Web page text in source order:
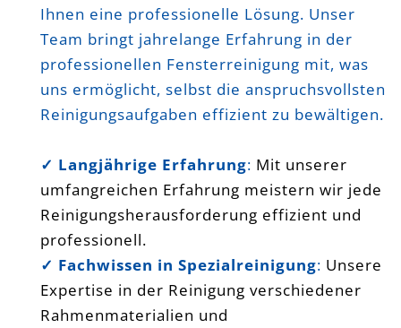
Ihnen eine professionelle Lösung. Unser
Team bringt jahrelange Erfahrung in der
professionellen Fensterreinigung mit, was
uns ermöglicht, selbst die anspruchsvollsten
Reinigungsaufgaben effizient zu bewältigen.
✓ Langjährige Erfahrung: Mit unserer
umfangreichen Erfahrung meistern wir jede
Reinigungsherausforderung effizient und
professionell.
✓ Fachwissen in Spezialreinigung: Unsere
Expertise in der Reinigung verschiedener
Rahmenmaterialien und